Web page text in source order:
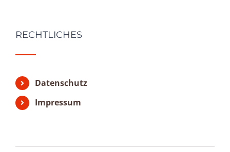
RECHTLICHES
Datenschutz
Impressum